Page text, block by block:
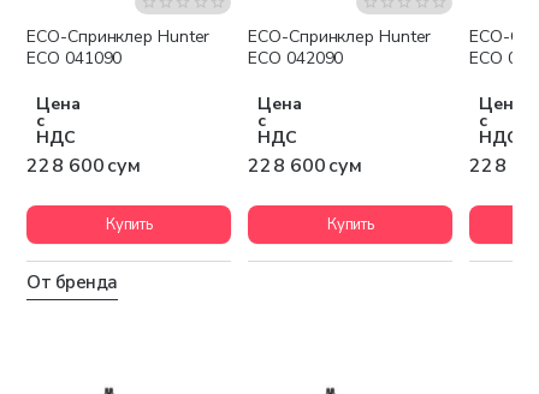
ECO-Спринклер Hunter
ECO 041090
Цена
с
НДС
228 600 сум
Купить
ECO-Спринклер Hunter
ECO 042090
Цена
с
НДС
228 600 сум
Купить
ECO-
ECO
Цена
с
НДС
228
От бренда